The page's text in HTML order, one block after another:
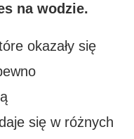
na wodzie.
okazały się
się w różnych